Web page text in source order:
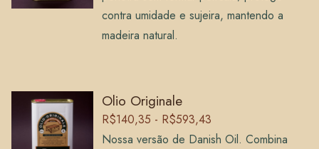
contra umidade e sujeira, mantendo a
madeira natural.
Olio Originale
R$140,35 - R$593,43
Nossa versão de Danish Oil. Combina